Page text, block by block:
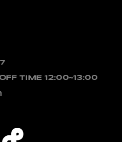
OFF TIME 12:00~13:00